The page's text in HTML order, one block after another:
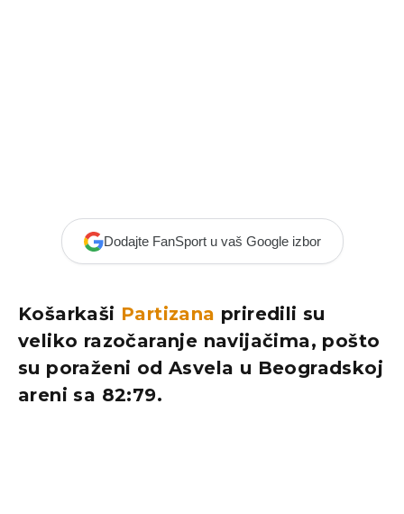
Dodajte FanSport u vaš Google izbor
Košarkaši Partizana priredili su
veliko razočaranje navijačima, pošto
su poraženi od Asvela u Beogradskoj
areni sa 82:79.